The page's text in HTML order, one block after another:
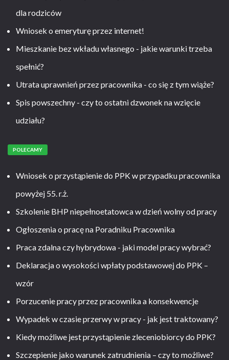
dla rodziców
Wniosek o emeryturę przez internet!
Mieszkanie bez wkładu własnego - jakie warunki trzeba
spełnić?
Utrata uprawnień przez pracownika - co się z tym wiąże?
Spis powszechny - czy to ostatni dzwonek na wzięcie
udziału?
POLECAMY
Wniosek o przystąpienie do PPK w przypadku pracownika
powyżej 55. r.ż.
Szkolenie BHP niepełnoetatowca w dzień wolny od pracy
Ogłoszenia o pracę na Poradniku Pracownika
Praca zdalna czy hybrydowa - jaki model pracy wybrać?
Deklaracja o wysokości wpłaty podstawowej do PPK –
wzór
Porzucenie pracy przez pracownika a konsekwencje
Wypadek w czasie przerwy w pracy - jak jest traktowany?
Kiedy możliwe jest przystąpienie zleceniobiorcy do PPK?
Szczepienie jako warunek zatrudnienia – czy to możliwe?